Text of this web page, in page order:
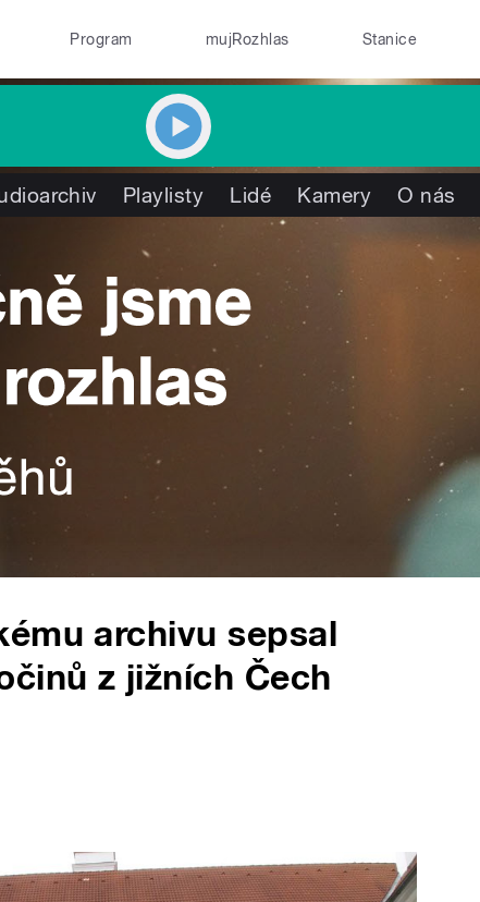
Program mujRozhlas Stanice
Playlisty Lidé Kamery O nás
archivu sepsal
z jižních Čech